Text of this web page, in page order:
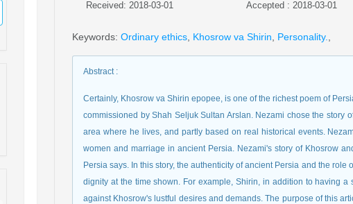
Received: 2018-03-01 Accepted : 2018-03-01
Keywords: Ordinary ethics Khosrow va Shirin Personality.
Abstract:
Certainly, Khosrow va Shirin epopee, is one of the richest poem of
commissioned by Shah Seljuk Sultan Arslan. Nezami chose the story
area where he lives, and partly based on real historical events.
women and marriage in ancient Persia. Nezami's story of Khosrow
Persia says. In this story, the authenticity of ancient Persia and the
dignity at the time shown. For example, Shirin, in addition to having
against Khosrow's lustful desires and demands. The purpose of this